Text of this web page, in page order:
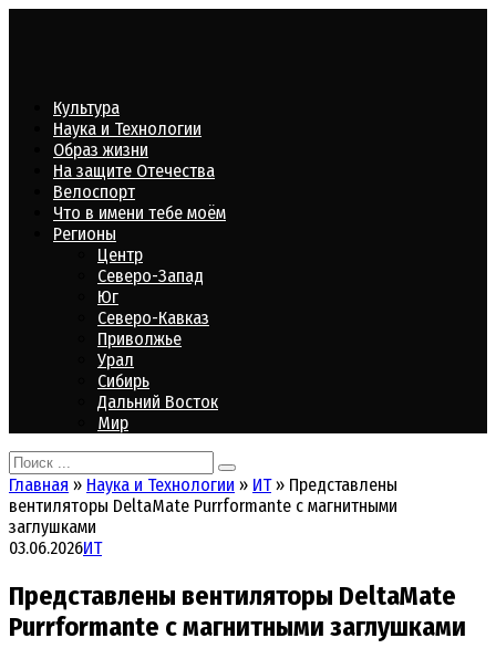
Культура
Наука и Технологии
Образ жизни
На защите Отечества
Велоспорт
Что в имени тебе моём
Регионы
Центр
Северо-Запад
Юг
Северо-Кавказ
Приволжье
Урал
Сибирь
Дальний Восток
Мир
Search
for:
Главная » Наука и Технологии » ИТ » Представлены
вентиляторы DeltaMate Purrformante с магнитными
заглушками
03.06.2026ИТ
Представлены вентиляторы DeltaMate
Purrformante с магнитными заглушками